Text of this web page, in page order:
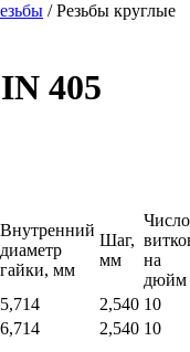
/ Резьбы круглые
405
Внутренний
диаметр
гайки, мм
Шаг,
мм
Число
на
дюйм
5,714 2,540 10
6,714 2,540 10